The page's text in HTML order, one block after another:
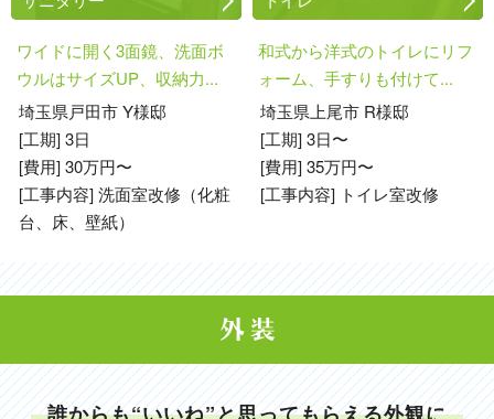
ワイドに開く3面鏡、洗面ボ
ウルはサイズUP、収納力...
埼玉県戸田市 Y様邸
[工期] 3日
[費用] 30万円〜
[工事内容] 洗面室改修（化粧
台、床、壁紙）
和式から洋式のトイレにリフ
ォーム、手すりも付けて...
埼玉県上尾市 R様邸
[工期] 3日〜
[費用] 35万円〜
[工事内容] トイレ室改修